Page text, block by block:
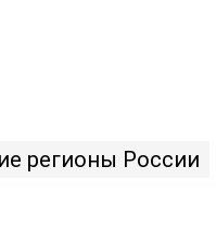
регионы России